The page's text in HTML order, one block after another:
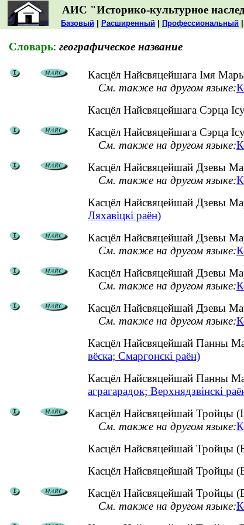
АИС "Историко-культурное
Базовый Расширенный Профессиональный
Словарь: географическое название
Касцёл Найсвяцейшага Імя
См. также на другом языке:
Касцёл Найсвяцейшага Сэрца
Касцёл Найсвяцейшага Сэрца
См. также на другом языке:
Касцёл Найсвяцейшай Дзевы
См. также на другом языке:
Касцёл Найсвяцейшай Дзевы
Ляхавіцкі раён)
Касцёл Найсвяцейшай Дзевы
См. также на другом языке:
Касцёл Найсвяцейшай Дзевы
См. также на другом языке:
Касцёл Найсвяцейшай Дзевы
См. также на другом языке:
Касцёл Найсвяцейшай Панны
вёска; Смаргонскі раён)
Касцёл Найсвяцейшай Панны
аграгарадок; Верхнядзвінскі
Касцёл Найсвяцейшай Тройцы
См. также на другом языке:
Касцёл Найсвяцейшай Тройцы
Касцёл Найсвяцейшай Тройцы
Касцёл Найсвяцейшай Тройцы
См. также на другом языке: